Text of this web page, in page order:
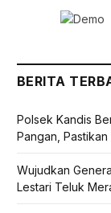
BERITA
Polsek Kandis
Pangan,
Wujudkan
Lestari Teluk